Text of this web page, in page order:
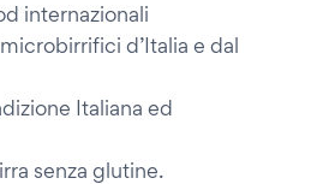
internazionali
d’Italia e dal
Italiana ed
senza glutine.